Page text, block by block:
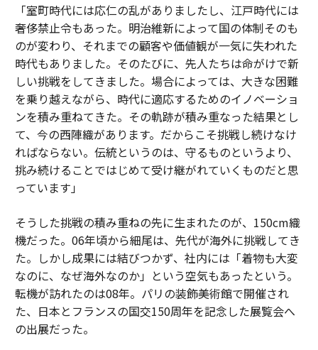
「室町時代には応仁の乱がありましたし、江戸時代には
奢侈禁止令もあった。明治維新によって国の体制そのも
のが変わり、それまでの顧客や価値観が一気に失われた
時代もありました。そのたびに、先人たちは命がけで新
しい挑戦をしてきました。場合によっては、大きな困難
を乗り越えながら、時代に適応するためのイノベーショ
ンを積み重ねてきた。その軌跡が積み重なった結果とし
て、今の西陣織があります。だからこそ挑戦し続けなけ
ればならない。伝統というのは、守るものというより、
挑み続けることではじめて受け継がれていくものだと思
っています」
そうした挑戦の積み重ねの先に生まれたのが、150cm織
機だった。06年頃から細尾は、先代が海外に挑戦してき
た。しかし成果には結びつかず、社内には「着物も大変
なのに、なぜ海外なのか」という空気もあったという。
転機が訪れたのは08年。パリの装飾美術館で開催され
た、日本とフランスの国交150周年を記念した展覧会へ
の出展だった。